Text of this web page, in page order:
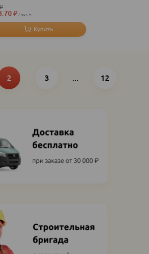
₽
₽ пог. м
2 3 ...
страница
12